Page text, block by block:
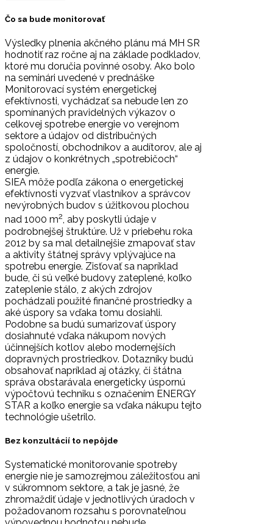
Čo sa bude monitorovať
Výsledky plnenia akčného plánu má MH SR
hodnotiť raz ročne aj na základe podkladov,
ktoré mu doručia povinné osoby. Ako bolo
na seminári uvedené v prednáške
Monitorovací systém energetickej
efektívnosti, vychádzať sa nebude len zo
spomínaných pravidelných výkazov o
celkovej spotrebe energie vo verejnom
sektore a údajov od distribučných
spoločností, obchodníkov a audítorov, ale aj
z údajov o konkrétnych „spotrebičoch“
energie.
SIEA môže podľa zákona o energetickej
efektívnosti vyzvať vlastníkov a správcov
nevýrobných budov s úžitkovou plochou
nad 1000 m2, aby poskytli údaje v
podrobnejšej štruktúre. Už v priebehu roka
2012 by sa mal detailnejšie zmapovať stav
a aktivity štátnej správy vplývajúce na
spotrebu energie. Zisťovať sa napríklad
bude, či sú veľké budovy zateplené, koľko
zateplenie stálo, z akých zdrojov
pochádzali použité finančné prostriedky a
aké úspory sa vďaka tomu dosiahli.
Podobne sa budú sumarizovať úspory
dosiahnuté vďaka nákupom nových
účinnejších kotlov alebo modernejších
dopravných prostriedkov. Dotazníky budú
obsahovať napríklad aj otázky, či štátna
správa obstarávala energeticky úspornú
výpočtovú techniku s označením ENERGY
STAR a koľko energie sa vďaka nákupu tejto
technológie ušetrilo.
Bez konzultácií to nepôjde
Systematické monitorovanie spotreby
energie nie je samozrejmou záležitosťou ani
v súkromnom sektore, a tak je jasné, že
zhromaždiť údaje v jednotlivých úradoch v
požadovanom rozsahu s porovnateľnou